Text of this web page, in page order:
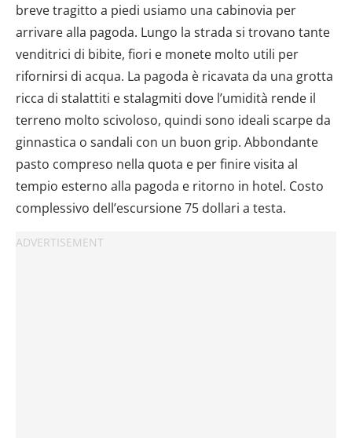
breve tragitto a piedi usiamo una cabinovia per
arrivare alla pagoda. Lungo la strada si trovano tante
venditrici di bibite, fiori e monete molto utili per
rifornirsi di acqua. La pagoda è ricavata da una grotta
ricca di stalattiti e stalagmiti dove l’umidità rende il
terreno molto scivoloso, quindi sono ideali scarpe da
ginnastica o sandali con un buon grip. Abbondante
pasto compreso nella quota e per finire visita al
tempio esterno alla pagoda e ritorno in hotel. Costo
complessivo dell’escursione 75 dollari a testa.